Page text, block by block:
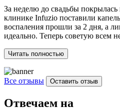
За неделю до свадьбы
клинике Infuzio поставили
воспаления прошли за 2 дня, а
идеально. Теперь советую всем
Читать полностью
Все отзывы Оставить отзыв
Отвечаем на